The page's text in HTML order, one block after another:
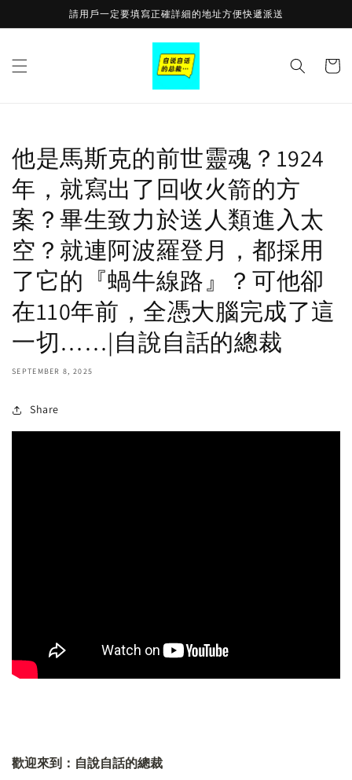
請用戶一定要填寫正確詳細的地址方便快遞派送
Cart
他是馬斯克的前世靈魂？1924
年，就寫出了回收火箭的方
案？畢生致力於送人類進入太
空？就連阿波羅登月，都採用
了它的『蝸牛線路』？可他卻
在110年前，全憑大腦完成了這
一切……|自說自話的總裁
SEPTEMBER 8, 2025
Share